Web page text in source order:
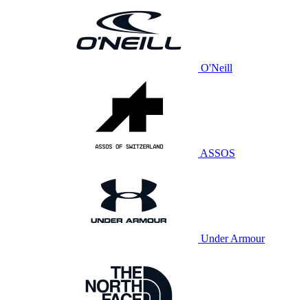
O'Neill
ASSOS
Under Armour